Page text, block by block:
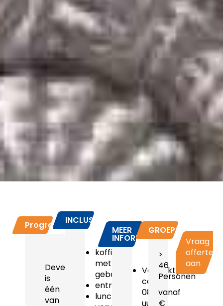
Programma
Deventer
is
één
van
INCLUSIEF
koffie
met
gebak
entree
lunch
MEER
INFORMATIE
Vertrektijd:
ca.
08.45
uur
GROEPSPRIJZEN
>
46
Personen
vanaf
€
Vraag
offerte
aan